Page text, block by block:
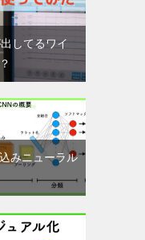
してるワイ
みニューラル